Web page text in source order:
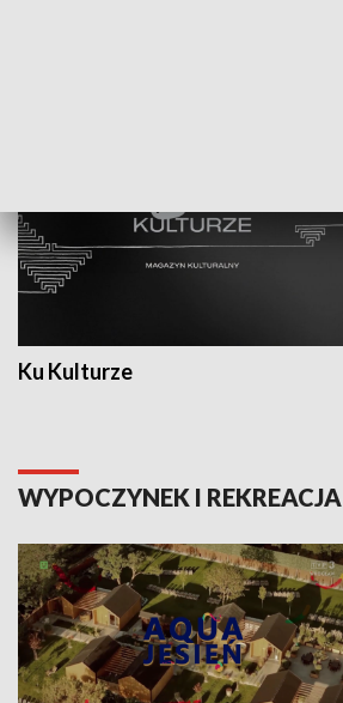
Ku Kulturze
WYPOCZYNEK I REKREACJA